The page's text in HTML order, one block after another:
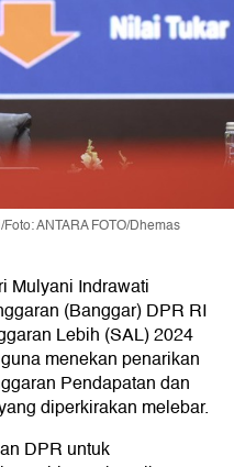
ANTARA FOTO/Dhemas
Mulyani Indrawati
(Banggar) DPR RI
Lebih (SAL) 2024
menekan penarikan
Pendapatan dan
diperkirakan melebar.
DPR untuk